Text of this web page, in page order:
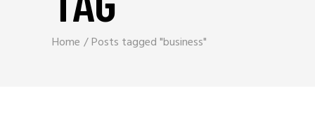
Home Posts tagged "business"